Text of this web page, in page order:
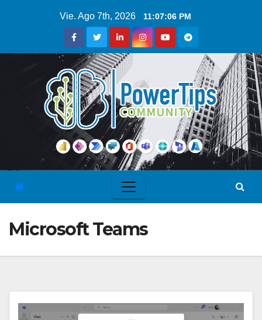
Vie. Ago 7th, 2026 11:07:07 PM
Microsoft Teams